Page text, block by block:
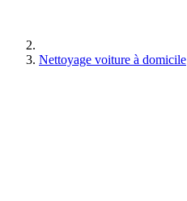
Nettoyage voiture à domicile